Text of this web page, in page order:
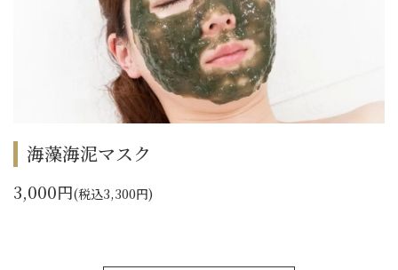
海藻海泥マスク
3,000円(税込3,300円)